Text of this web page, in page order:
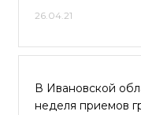
26.04.21
В Ивановской
неделя приемов